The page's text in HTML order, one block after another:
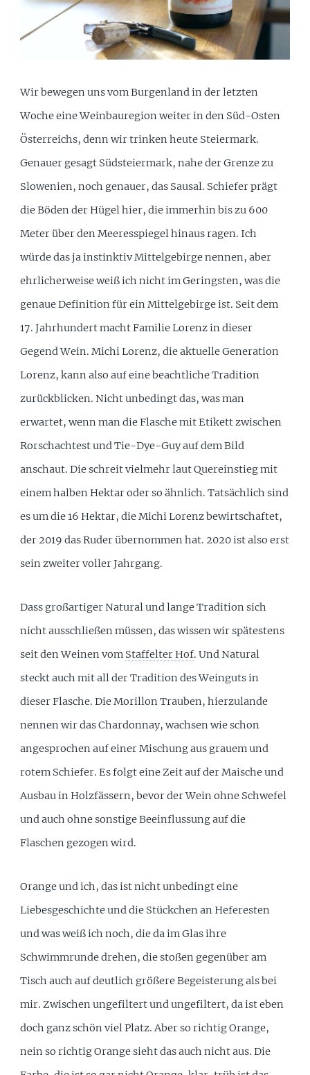
Wir bewegen uns vom Burgenland in der letzten
Woche eine Weinbauregion weiter in den Süd-Osten
Österreichs, denn wir trinken heute Steiermark.
Genauer gesagt Südsteiermark, nahe der Grenze zu
Slowenien, noch genauer, das Sausal. Schiefer prägt
die Böden der Hügel hier, die immerhin bis zu 600
Meter über den Meeresspiegel hinaus ragen. Ich
würde das ja instinktiv Mittelgebirge nennen, aber
ehrlicherweise weiß ich nicht im Geringsten, was die
genaue Definition für ein Mittelgebirge ist. Seit dem
17. Jahrhundert macht Familie Lorenz in dieser
Gegend Wein. Michi Lorenz, die aktuelle Generation
Lorenz, kann also auf eine beachtliche Tradition
zurückblicken. Nicht unbedingt das, was man
erwartet, wenn man die Flasche mit Etikett zwischen
Rorschachtest und Tie-Dye-Guy auf dem Bild
anschaut. Die schreit vielmehr laut Quereinstieg mit
einem halben Hektar oder so ähnlich. Tatsächlich sind
es um die 16 Hektar, die Michi Lorenz bewirtschaftet,
der 2019 das Ruder übernommen hat. 2020 ist also erst
sein zweiter voller Jahrgang.
Dass großartiger Natural und lange Tradition sich
nicht ausschließen müssen, das wissen wir spätestens
seit den Weinen vom Staffelter Hof. Und Natural
steckt auch mit all der Tradition des Weinguts in
dieser Flasche. Die Morillon Trauben, hierzulande
nennen wir das Chardonnay, wachsen wie schon
angesprochen auf einer Mischung aus grauem und
rotem Schiefer. Es folgt eine Zeit auf der Maische und
Ausbau in Holzfässern, bevor der Wein ohne Schwefel
und auch ohne sonstige Beeinflussung auf die
Flaschen gezogen wird.
Orange und ich, das ist nicht unbedingt eine
Liebesgeschichte und die Stückchen an Heferesten
und was weiß ich noch, die da im Glas ihre
Schwimmrunde drehen, die stoßen gegenüber am
Tisch auch auf deutlich größere Begeisterung als bei
mir. Zwischen ungefiltert und ungefiltert, da ist eben
doch ganz schön viel Platz. Aber so richtig Orange,
nein so richtig Orange sieht das auch nicht aus. Die